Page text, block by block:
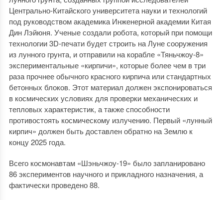
Центрально-Китайского университета науки и технологий
под руководством академика Инженерной академии Китая
Дин Лэйюня. Ученые создали робота, который при помощи
технологии 3D-печати будет строить на Луне сооружения
из лунного грунта, и отправили на корабле «Тяньчжоу-8»
экспериментальные «кирпичи», которые более чем в три
раза прочнее обычного красного кирпича или стандартных
бетонных блоков. Этот материал должен экспонироваться
в космических условиях для проверки механических и
тепловых характеристик, а также способности
противостоять космическому излучению. Первый «лунный
кирпич» должен быть доставлен обратно на Землю к
концу 2025 года.
Всего космонавтам «Шэньчжоу-19» было запланировано
86 экспериментов научного и прикладного назначения, а
фактически проведено 88.